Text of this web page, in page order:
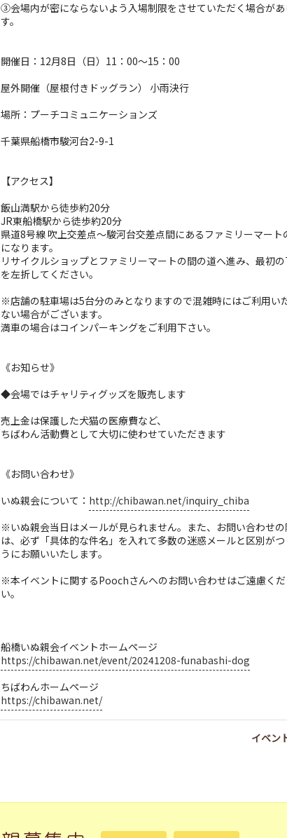
③会場内が密にならないよう入場制限をさせていただく場合があ
す。
開催日：12月8日（日）11：00～15：00
屋外開催（屋根付きドッグラン） 小雨決行
場所：プーチコミュニケーションズ
千葉県船橋市駿河台2-9-1
【アクセス】
飯山満駅から徒歩約20分
JR東船橋駅から徒歩約20分
県道8号線 吹上交差点～駿河台交差点間にあるファミリーマート
になります。
リサイクルショップとファミリーマートの間の道へ進み、最初
を左折してください。
※店舗の駐車場は5台分のみとなりますので混雑時にはご利用い
ない場合がございます。
満車の場合はコインパーキングをご利用下さい。
《お知らせ》
◆会場ではチャリティグッズを販売します
売上金は保護した犬猫の医療費など、
ちばわん活動費として大切に使わせていただきます
《お問い合わせ》
いぬ親会について： http://chibawan.net/inquiry_chiba
※いぬ親会当日はメールが見られません。また、お問い合わせ
は、必ず「具体的な件名」を入れて多数の迷惑メールと区別がつ
うにお願いいたします。
※本イベントに関するPoochさんへのお問い合わせはご遠慮く
い。
船橋いぬ親会イベントホームページ
https://chibawan.net/event/20241208-funabashi-dog
ちばわんホームページ
https://chibawan.net/
イベン